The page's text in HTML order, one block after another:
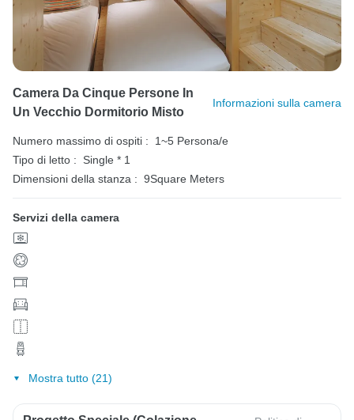
Camera Da Cinque Persone In
Un Vecchio Dormitorio Misto
Informazioni sulla camera
Numero massimo di ospiti :
1~5 Persona/e
Tipo di letto :
Single * 1
Dimensioni della stanza : 9Square Meters
Servizi della camera
Mostra tutto (21)